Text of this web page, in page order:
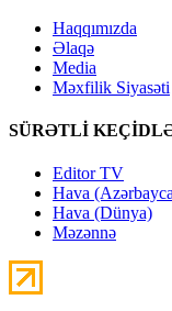
Haqqımızda
Əlaqə
Media
Məxfilik Siyasəti
SÜRƏTLİ
Editor TV
Hava
Hava (Dünya)
Məzənnə